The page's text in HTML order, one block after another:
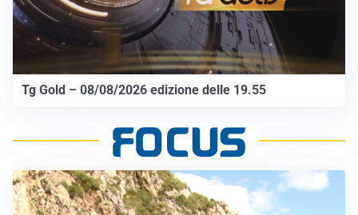
Tg Gold – 08/08/2026 edizione delle 19.55